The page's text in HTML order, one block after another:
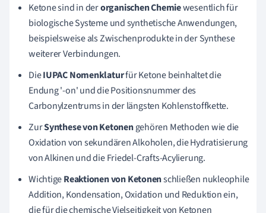
Ketone sind in derorganischen Chemiewesentlich für
biologische Systeme und synthetische Anwendungen,
beispielsweise als Zwischenprodukte in der Synthese
weiterer Verbindungen.
DieIUPAC Nomenklaturfür Ketone beinhaltet die
Endung '-on' und die Positionsnummer des
Carbonylzentrums in der längsten Kohlenstoffkette.
ZurSynthese von Ketonengehören Methoden wie die
Oxidation von sekundären Alkoholen, die Hydratisierung
von Alkinen und die Friedel-Crafts-Acylierung.
WichtigeReaktionen von Ketonenschließen nukleophile
Addition, Kondensation, Oxidation und Reduktion ein,
die für die chemische Vielseitigkeit von Ketonen